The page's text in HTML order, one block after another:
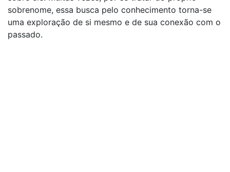
sobrenome, essa busca pelo conhecimento torna-se
uma exploração de si mesmo e de sua conexão com o
passado.